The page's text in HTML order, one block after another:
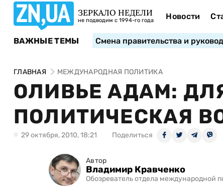
ЗЕРКАЛО НЕДЕЛИ
не подводим с 1994-го года Новости
ВАЖНЫЕ ТЕМЫ Смена правительства и
ГЛАВНАЯ МЕЖДУНАРОДНАЯ ПОЛИТИКА
ОЛИВЬЕ АДАМ:
ПОЛИТИЧЕСКАЯ
29 октября, 2010, 18:21 Поделиться
Автор
Владимир Кравченко
Обозреватель отдела международной